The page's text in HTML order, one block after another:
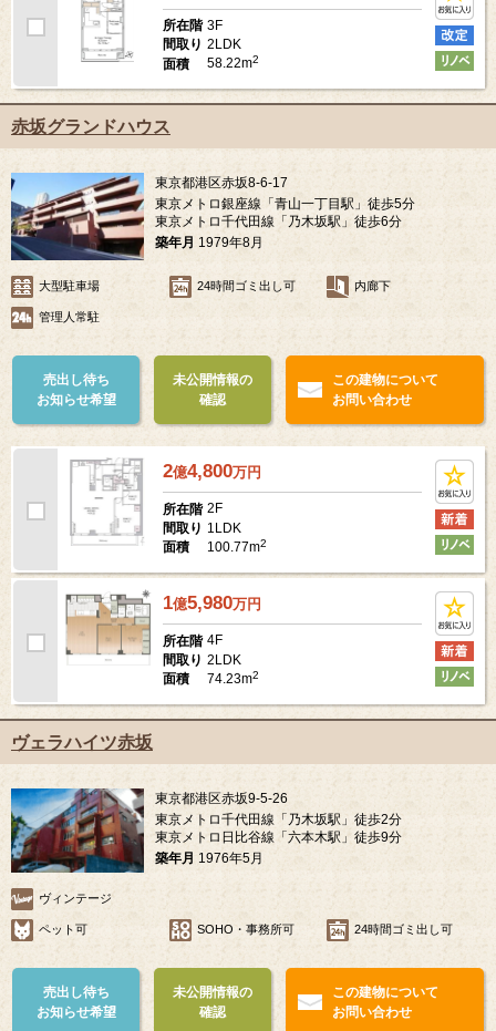
所在階 3F
間取り 2LDK
面積
58.22m2
赤坂グランドハウス
東京都港区赤坂8-6-17
東京メトロ銀座線「青山一丁目駅」徒歩5分
東京メトロ千代田線「乃木坂駅」徒歩6分
築年月 1979年8月
大型駐車場 24時間ゴミ出し可 内廊下
管理人常駐
売出し待ち
お知らせ希望
未公開情報の
確認
この建物について
お問い合わせ
2億4,800万円
所在階 2F
間取り 1LDK
面積
100.77m2
1億5,980万円
所在階 4F
間取り 2LDK
面積
74.23m2
ヴェラハイツ赤坂
東京都港区赤坂9-5-26
東京メトロ千代田線「乃木坂駅」徒歩2分
東京メトロ日比谷線「六本木駅」徒歩9分
築年月 1976年5月
ヴィンテージ
ペット可 SOHO・事務所可 24時間ゴミ出し可
売出し待ち
お知らせ希望
未公開情報の
確認
この建物について
お問い合わせ